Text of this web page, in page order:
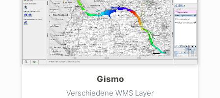
Gismo
Verschiedene WMS Layer